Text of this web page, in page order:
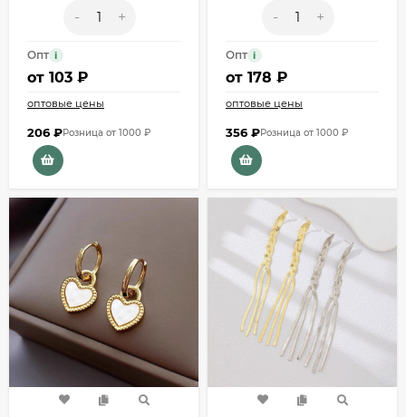
- +
Опт i
от 103 ₽
оптовые цены
206 ₽Розница от 1000 ₽
- +
Опт i
от 178 ₽
оптовые цены
356 ₽Розница от 1000 ₽